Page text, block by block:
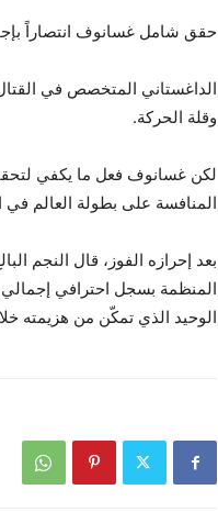
حقق شامل غسانوف انتصاراً
الداغستاني المتخصص في
وقلة الحركة.
لكن غسانوف فعل ما يكفي
المنافسة على بطولة العالم في
المنظمة بسجل احترافي إجمالي
الوحيد الذي تمكّن من هزيمته